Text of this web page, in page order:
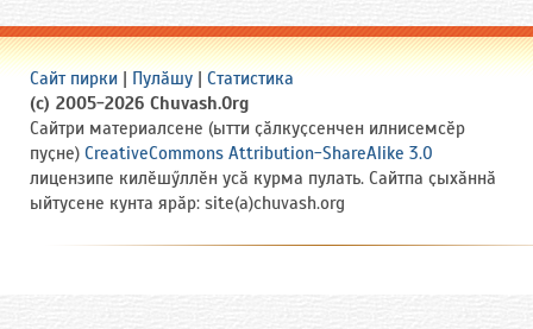
Сайт пирки | Пулӑшу | Статистика
(c) 2005-2026 Chuvash.Org
Сайтри материалсене (ытти ҫӑлкуҫсенчен илнисемсӗр
пуҫне) CreativeCommons Attribution-ShareAlike 3.0
лицензипе килӗшӳллӗн усӑ курма пулать. Сайтпа ҫыхӑннӑ
ыйтусене кунта ярӑр: site(a)chuvash.org